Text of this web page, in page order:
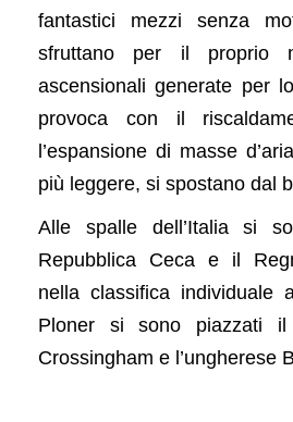
fantastici mezzi senza
sfruttano per il proprio
ascensionali generate per
provoca con il
l’espansione di masse
più leggere, si spostano dal
Alle spalle dell’Italia si
Repubblica Ceca e il
nella classifica individuale
Ploner si sono piazzati il
Crossingham e l’ungherese